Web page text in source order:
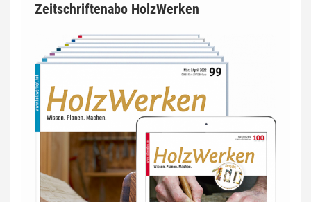
Zeitschriftenabo HolzWerken